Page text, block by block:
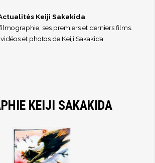
Keiji Sakakida
ses premiers et derniers films.
et photos de Keiji Sakakida.
KEIJI SAKAKIDA